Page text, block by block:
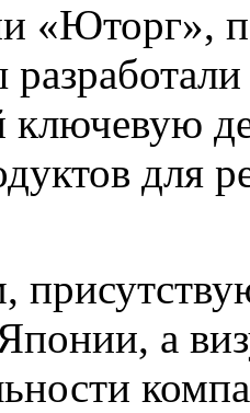
«Юторг»,
для
а